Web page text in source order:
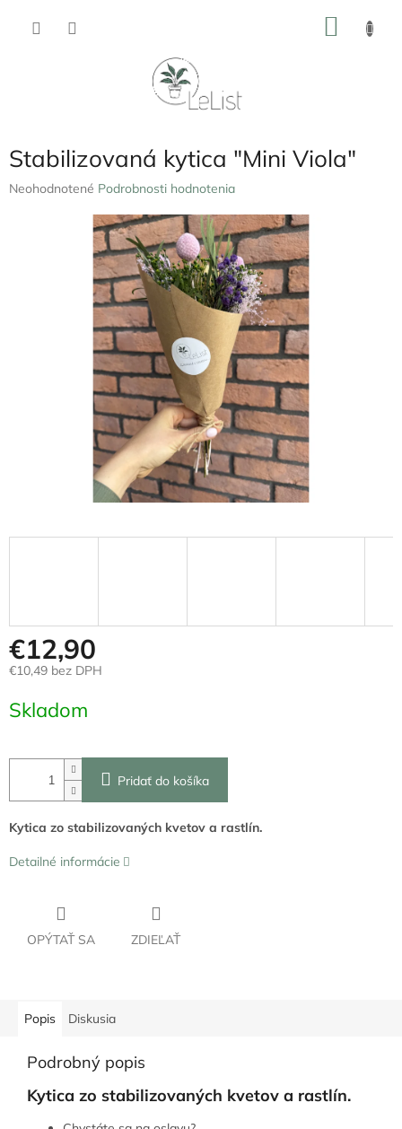
Stabilizovaná kytica "Mini Viola"
Priemerné
Neohodnotené Podrobnosti hodnotenia
€12,90
€10,49 bez DPH
cena:
Skladom
Pridať do košíka
Kytica zo stabilizovaných kvetov a rastlín.
Detailné informácie
OPÝTAŤ SA ZDIEĽAŤ
Popis Diskusia
Podrobný popis
Kytica zo stabilizovaných kvetov a rastlín.